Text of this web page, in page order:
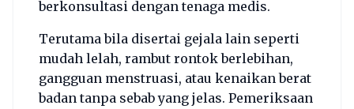
berkonsultasi dengan tenaga medis.
Terutama bila disertai gejala lain seperti
mudah lelah, rambut rontok berlebihan,
gangguan menstruasi, atau kenaikan berat
badan tanpa sebab yang jelas. Pemeriksaan